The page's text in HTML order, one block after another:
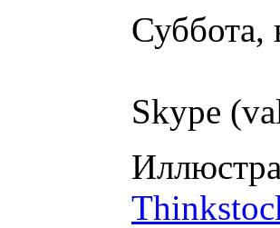
Суббота,
Skype